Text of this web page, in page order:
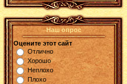
Наш опрос
Оцените этот сайт
Отлично
Хорошо
Неплохо
Плохо